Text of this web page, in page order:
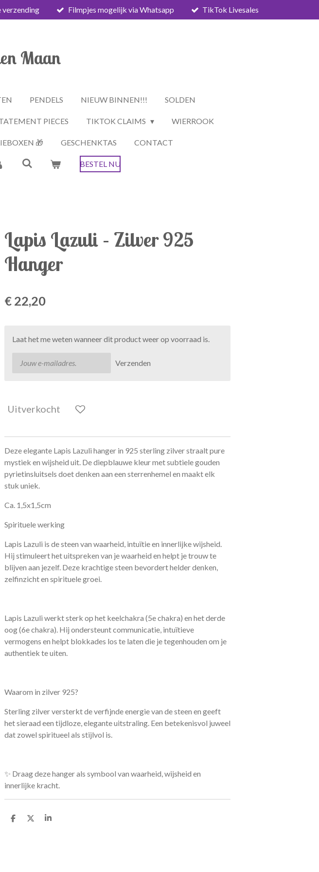
verzending Filmpjes mogelijk via Whatsapp TikTok Livesales
Maan
PENDELS NIEUW BINNEN!!! SOLDEN
PIECES TIKTOK CLAIMS WIERROOK
🎁 GESCHENKTAS CONTACT
BESTEL NU
Lapis Lazuli – Zilver 925
Hanger
€ 22,20
Laat het me weten wanneer dit product weer op voorraad is.
Verzenden
Uitverkocht
Deze elegante Lapis Lazuli hanger in 925 sterling zilver straalt pure
mystiek en wijsheid uit. De diepblauwe kleur met subtiele gouden
pyrietinsluitsels doet denken aan een sterrenhemel en maakt elk
stuk uniek.
Ca. 1,5x1,5cm
Spirituele werking
Lapis Lazuli is de steen van waarheid, intuïtie en innerlijke wijsheid.
Hij stimuleert het uitspreken van je waarheid en helpt je trouw te
blijven aan jezelf. Deze krachtige steen bevordert helder denken,
zelfinzicht en spirituele groei.
Lapis Lazuli werkt sterk op het keelchakra (5e chakra) en het derde
oog (6e chakra). Hij ondersteunt communicatie, intuïtieve
vermogens en helpt blokkades los te laten die je tegenhouden om je
authentiek te uiten.
Waarom in zilver 925?
Sterling zilver versterkt de verfijnde energie van de steen en geeft
het sieraad een tijdloze, elegante uitstraling. Een betekenisvol juweel
dat zowel spiritueel als stijlvol is.
✨ Draag deze hanger als symbool van waarheid, wijsheid en
innerlijke kracht.
D
D
S